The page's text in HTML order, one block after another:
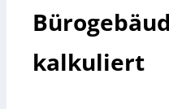
kalkuliert